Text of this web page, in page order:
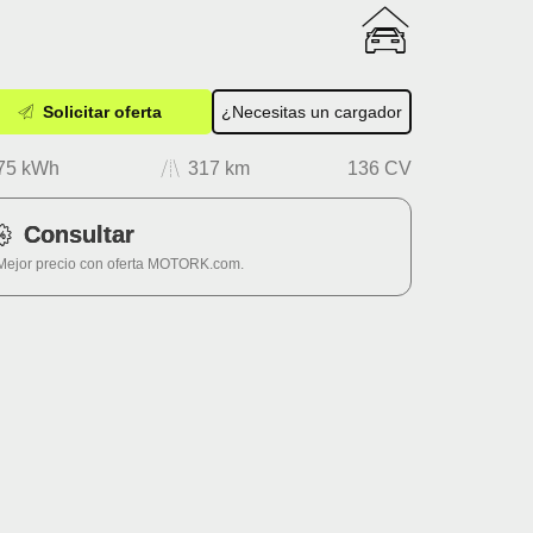
Solicitar oferta ¿Necesitas un cargador
kWh 317 km 136 CV
Consultar
precio con oferta MOTORK.com.